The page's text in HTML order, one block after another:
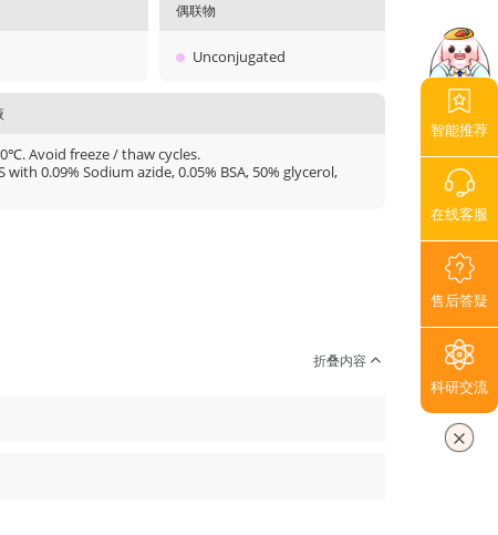
偶联物
Unconjugated
Avoid freeze / thaw cycles.
with 0.09% Sodium azide, 0.05% BSA, 50% glycerol,
折叠内容
智能推荐
在线客服
售后答疑
科研交流